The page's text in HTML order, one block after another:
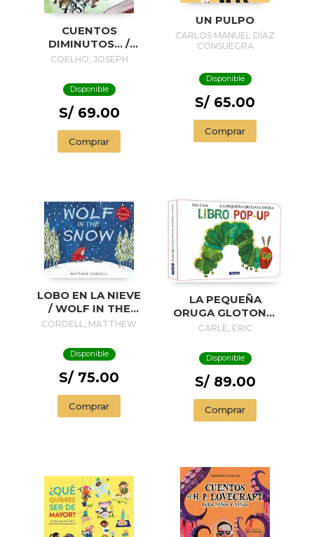
CUENTOS
DIMINUTOS... /
TINY STORIES...
COELHO, JOSEPH
Disponible
S/ 69.00
Comprar
UN PULPO
CARLOS MANUEL DÍAZ
CONSUEGRA
Disponible
S/ 65.00
Comprar
LOBO EN LA NIEVE
/ WOLF IN THE
SNOW
CORDELL, MATTHEW
Disponible
S/ 75.00
Comprar
LA PEQUEÑA
ORUGA GLOTONA.
EL LIBRO POP-UP
CARLE)
CARLE, ERIC
Disponible
S/ 89.00
Comprar